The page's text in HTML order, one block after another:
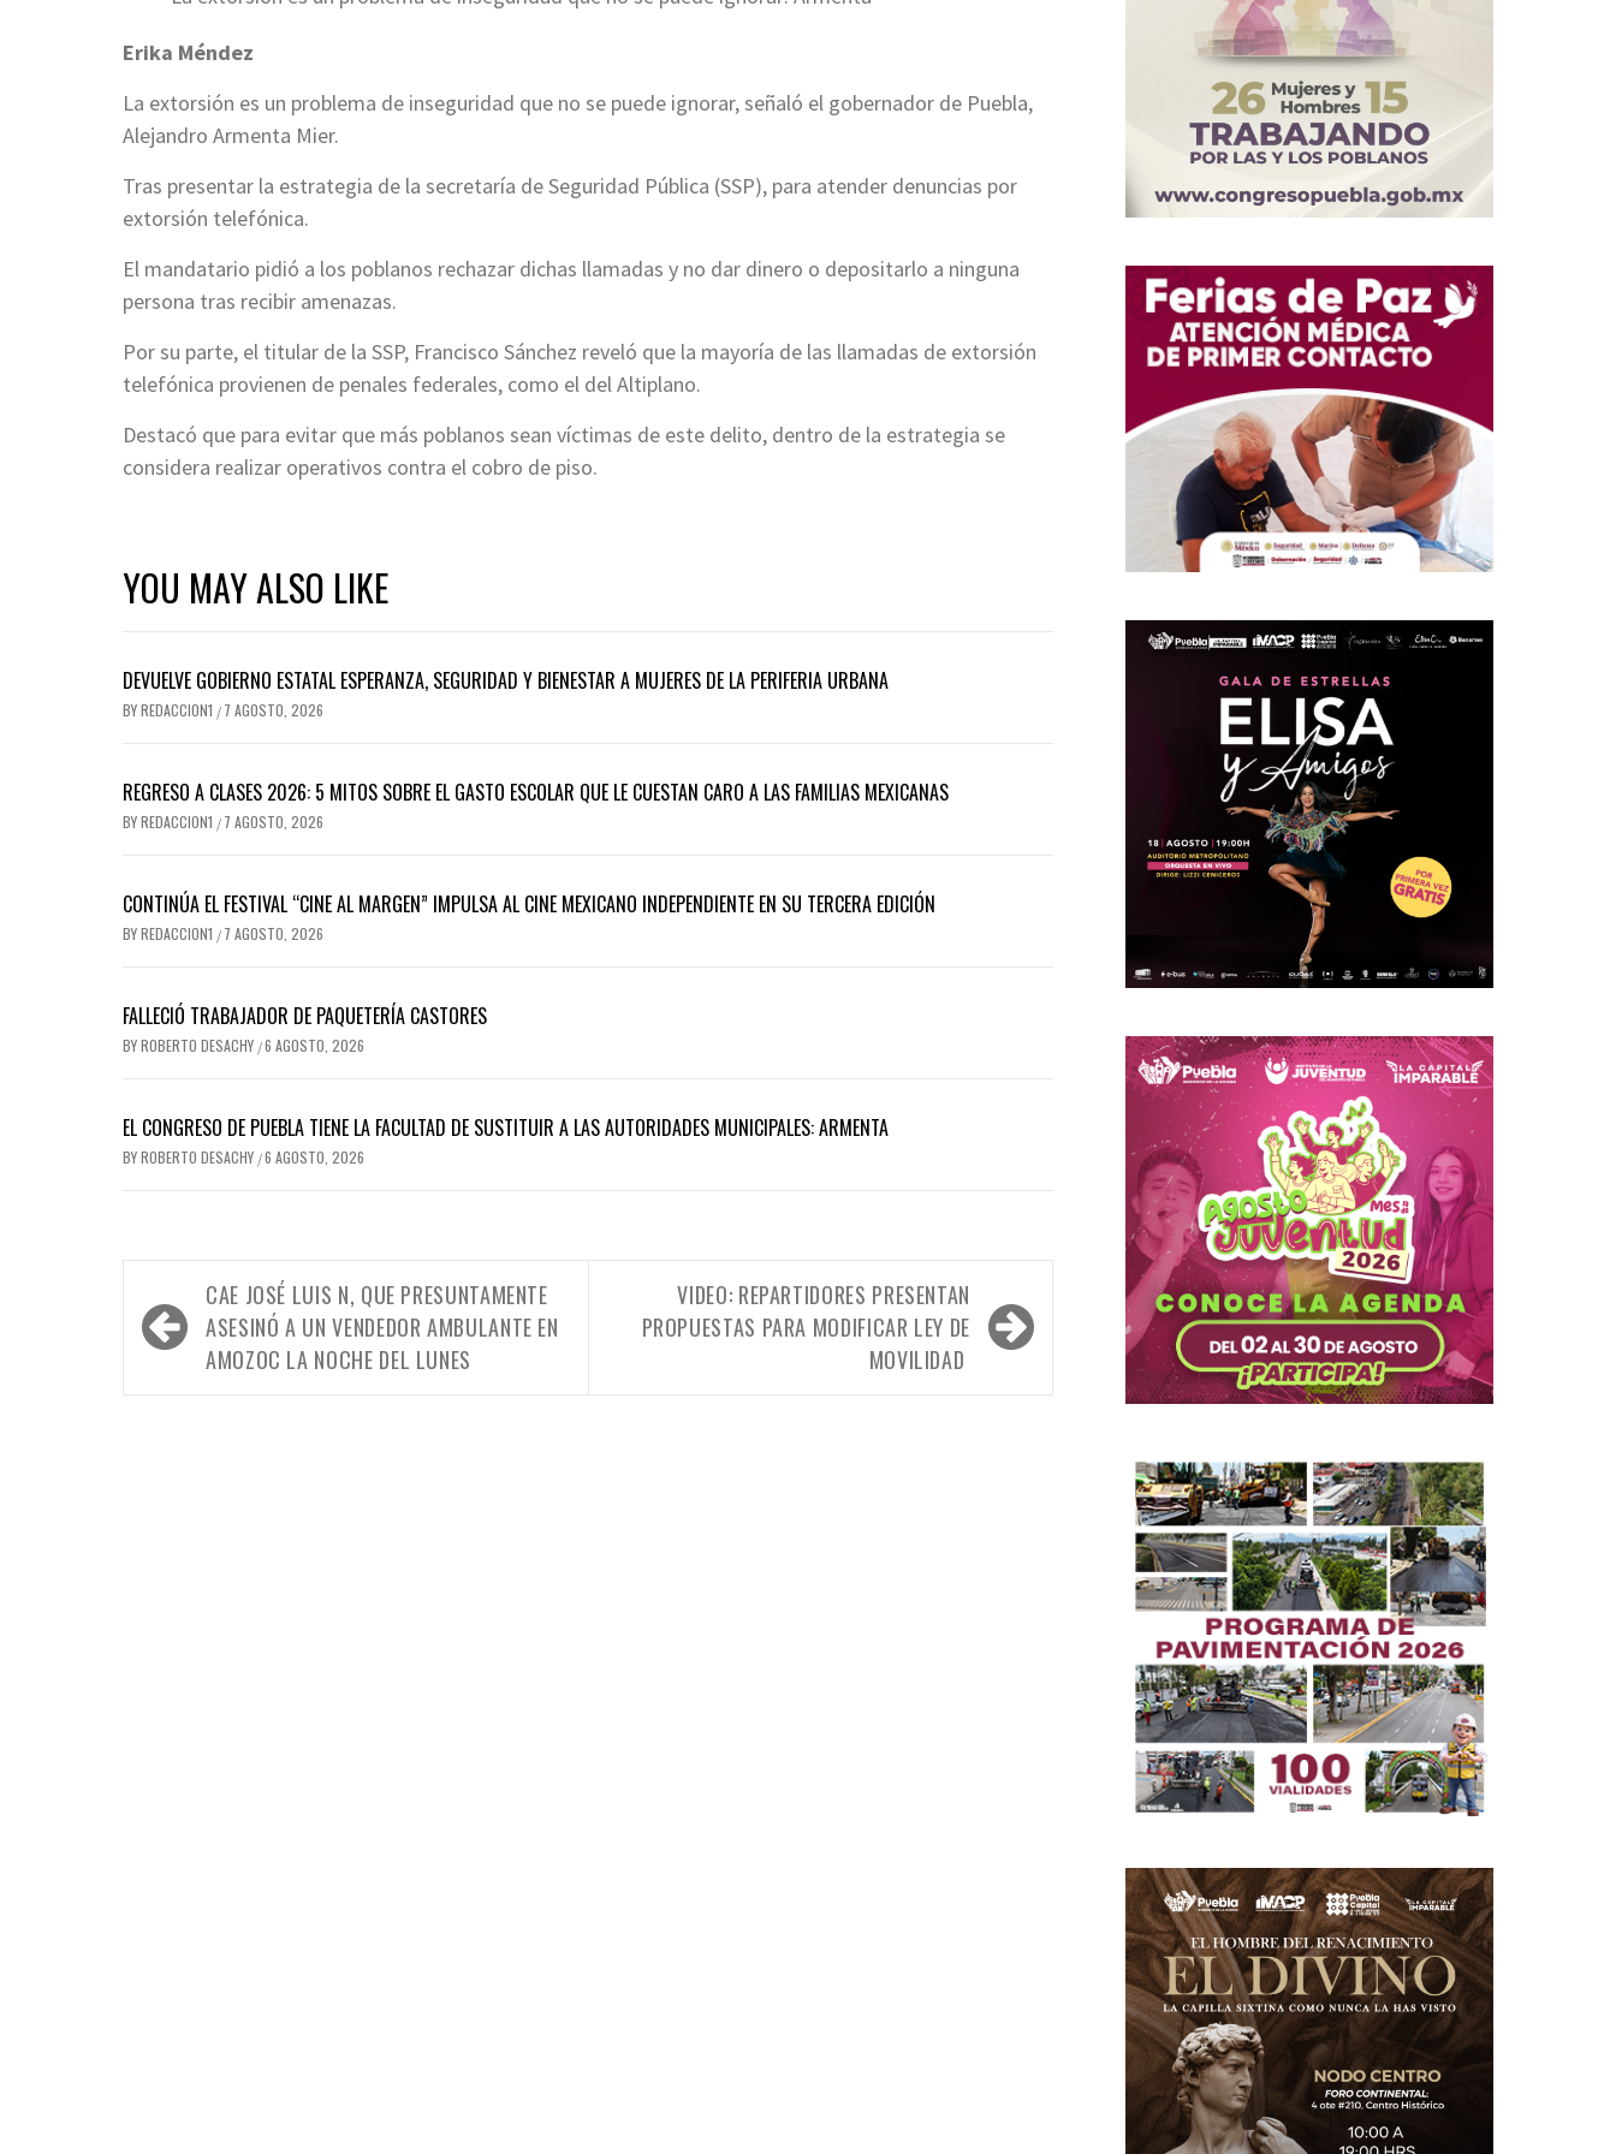
Erika Méndez
La extorsión es un problema de inseguridad que no se puede ignorar, señaló el gobernador de Puebla,
Alejandro Armenta Mier.
Tras presentar la estrategia de la secretaría de Seguridad Pública (SSP), para atender denuncias por
extorsión telefónica.
El mandatario pidió a los poblanos rechazar dichas llamadas y no dar dinero o depositarlo a ninguna
persona tras recibir amenazas.
Por su parte, el titular de la SSP, Francisco Sánchez reveló que la mayoría de las llamadas de extorsión
telefónica provienen de penales federales, como el del Altiplano.
Destacó que para evitar que más poblanos sean víctimas de este delito, dentro de la estrategia se
considera realizar operativos contra el cobro de piso.
YOU MAY ALSO LIKE
DEVUELVE GOBIERNO ESTATAL ESPERANZA, SEGURIDAD Y BIENESTAR A MUJERES DE LA PERIFERIA URBANA
BYREDACCION1 / 7 AGOSTO, 2026
REGRESO A CLASES 2026: 5 MITOS SOBRE EL GASTO ESCOLAR QUE LE CUESTAN CARO A LAS FAMILIAS MEXICANAS
BYREDACCION1 / 7 AGOSTO, 2026
CONTINÚA EL FESTIVAL “CINE AL MARGEN” IMPULSA AL CINE MEXICANO INDEPENDIENTE EN SU TERCERA EDICIÓN
BYREDACCION1 / 7 AGOSTO, 2026
FALLECIÓ TRABAJADOR DE PAQUETERÍA CASTORES
BYROBERTO DESACHY /6 AGOSTO, 2026
EL CONGRESO DE PUEBLA TIENE LA FACULTAD DE SUSTITUIR A LAS AUTORIDADES MUNICIPALES: ARMENTA
BYROBERTO DESACHY /6 AGOSTO, 2026
Navegación
de
entradas
CAE JOSÉ LUIS N, QUE PRESUNTAMENTE
ASESINÓ A UN VENDEDOR AMBULANTE EN
AMOZOC LA NOCHE DEL LUNES
VIDEO: REPARTIDORES PRESENTAN
PROPUESTAS PARA MODIFICAR LEY DE
MOVILIDAD